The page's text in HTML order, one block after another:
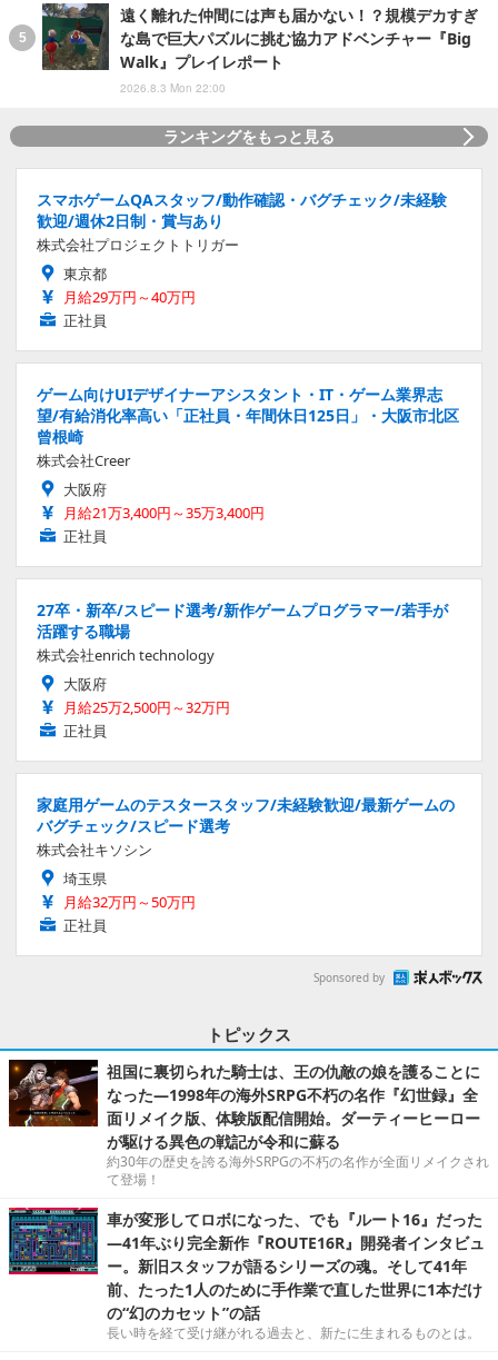
遠く離れた仲間には声も届かない！？規模デカすぎ
な島で巨大パズルに挑む協力アドベンチャー『Big
Walk』プレイレポート
2026.8.3 Mon 22:00
ランキングをもっと見る
スマホゲームQAスタッフ/動作確認・バグチェック/未経験
歓迎/週休2日制・賞与あり
株式会社プロジェクトトリガー
東京都
月給29万円～40万円
正社員
ゲーム向けUIデザイナーアシスタント・IT・ゲーム業界志
望/有給消化率高い「正社員・年間休日125日」・大阪市北区
曾根崎
株式会社Creer
大阪府
月給21万3,400円～35万3,400円
正社員
27卒・新卒/スピード選考/新作ゲームプログラマー/若手が
活躍する職場
株式会社enrich technology
大阪府
月給25万2,500円～32万円
正社員
家庭用ゲームのテスタースタッフ/未経験歓迎/最新ゲームの
バグチェック/スピード選考
株式会社キソシン
埼玉県
月給32万円～50万円
正社員
Sponsored by
トピックス
祖国に裏切られた騎士は、王の仇敵の娘を護ることに
なった―1998年の海外SRPG不朽の名作『幻世録』全
面リメイク版、体験版配信開始。ダーティーヒーロー
が駆ける異色の戦記が令和に蘇る
約30年の歴史を誇る海外SRPGの不朽の名作が全面リメイクされ
て登場！
車が変形してロボになった、でも『ルート16』だった
―41年ぶり完全新作『ROUTE16R』開発者インタビュ
ー。新旧スタッフが語るシリーズの魂。そして41年
前、たった1人のために手作業で直した世界に1本だけ
の“幻のカセット”の話
長い時を経て受け継がれる過去と、新たに生まれるものとは。